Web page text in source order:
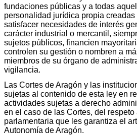
fundaciones públicas y a todas
personalidad jurídica propia
satisfacer necesidades de interés
carácter industrial o mercantil,
sujetos públicos, financien
controlen su gestión o nombren a
miembros de su órgano de
vigilancia.
Las Cortes de Aragón y las
sujetas al contenido de esta ley en
actividades sujetas a derecho
en el caso de las Cortes, del respeto
parlamentaria que les garantiza el
Autonomía de Aragón.